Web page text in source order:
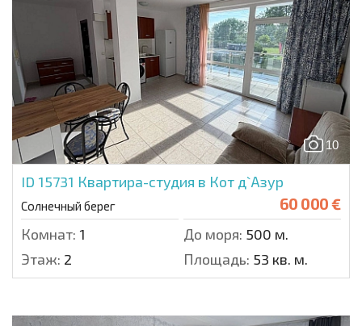
10
ID 15731 Квартира-студия в Кот д`Азур
Солнечный берег 60 000 €
Комнат: 1 До моря: 500 м.
Этаж: 2 Площадь: 53 кв. м.